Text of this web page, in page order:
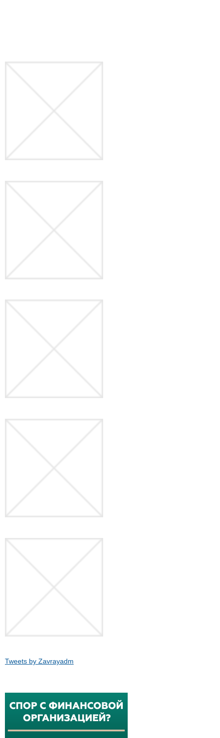
Tweets by Zavrayadm